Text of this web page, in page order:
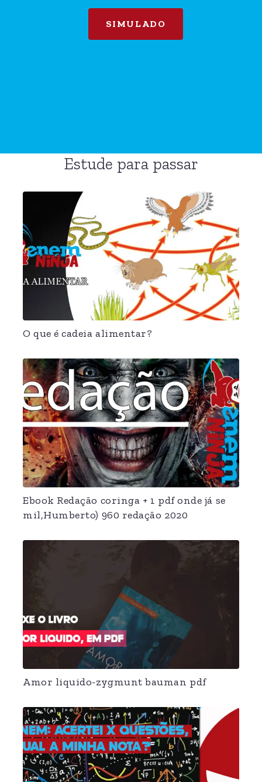
SIMULADO
Estude para passar
O que é cadeia alimentar?
Ebook Redação coringa + 1 pdf onde já se
mil,Humberto) 960 redação 2020
Amor liquido-zygmunt bauman pdf